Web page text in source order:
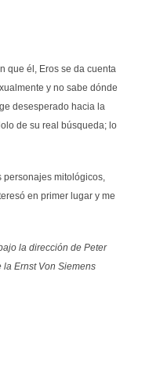
que él, Eros se da cuenta
y no sabe dónde
desesperado hacia la
de su real búsqueda; lo
personajes mitológicos,
en primer lugar y me
la dirección de Peter
la Ernst Von Siemens